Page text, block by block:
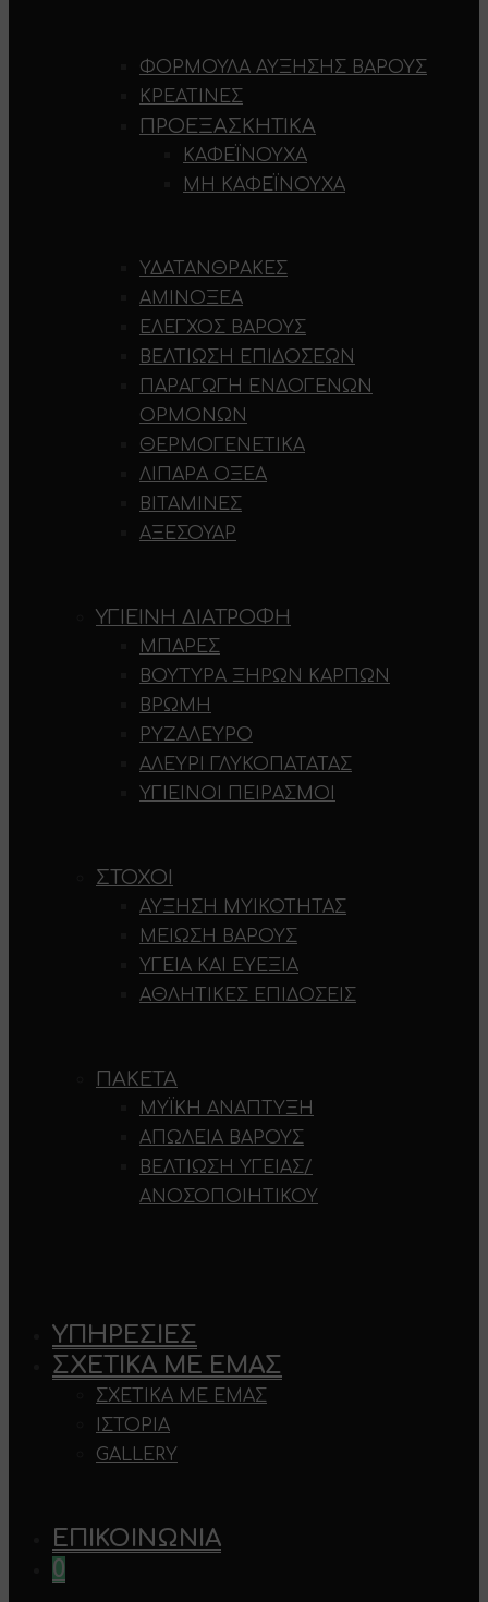
ΦΌΡΜΟΥΛΑ ΑΎΞΗΣΗΣ ΒΆΡΟΥΣ
ΚΡΕΑΤΊΝΕΣ
ΠΡΟΕΞΑΣΚΗΤΙΚΆ
ΚΑΦΕΪΝΟΎΧΑ
ΜΗ ΚΑΦΕΪΝΟΎΧΑ
ΥΔΑΤΆΝΘΡΑΚΕΣ
ΑΜΙΝΟΞΈΑ
ΈΛΕΓΧΟΣ ΒΆΡΟΥΣ
ΒΕΛΤΊΩΣΗ ΕΠΙΔΌΣΕΩΝ
ΠΑΡΑΓΩΓΉ ΕΝΔΟΓΕΝΏΝ
ΟΡΜΟΝΏΝ
ΘΕΡΜΟΓΕΝΕΤΙΚΆ
ΛΙΠΑΡΆ ΟΞΈΑ
ΒΙΤΑΜΊΝΕΣ
ΑΞΕΣΟΥΆΡ
ΥΓΙΕΙΝΉ ΔΙΑΤΡΟΦΉ
ΜΠΆΡΕΣ
ΒΟΎΤΥΡΑ ΞΗΡΏΝ ΚΑΡΠΏΝ
ΒΡΏΜΗ
ΡΥΖΆΛΕΥΡΟ
ΑΛΕΎΡΙ ΓΛΥΚΟΠΑΤΆΤΑΣ
ΥΓΙΕΙΝΟΊ ΠΕΙΡΑΣΜΟΊ
ΣΤΌΧΟΙ
ΑΎΞΗΣΗ ΜΥΙΚΌΤΗΤΑΣ
ΜΕΊΩΣΗ ΒΆΡΟΥΣ
ΥΓΕΊΑ ΚΑΙ ΕΥΕΞΊΑ
ΑΘΛΗΤΙΚΈΣ ΕΠΙΔΌΣΕΙΣ
ΠΑΚΈΤΑ
ΜΥΪΚΉ ΑΝΆΠΤΥΞΗ
ΑΠΏΛΕΙΑ ΒΆΡΟΥΣ
ΒΕΛΤΊΩΣΗ ΥΓΕΊΑΣ/
ΑΝΟΣΟΠΟΙΗΤΙΚΟΎ
ΥΠΗΡΕΣΊΕΣ
ΣΧΕΤΙΚΆ ΜΕ ΕΜΆΣ
ΣΧΕΤΙΚΆ ΜΕ ΕΜΆΣ
ΙΣΤΟΡΊΑ
GALLERY
ΕΠΙΚΟΙΝΩΝΊΑ
0